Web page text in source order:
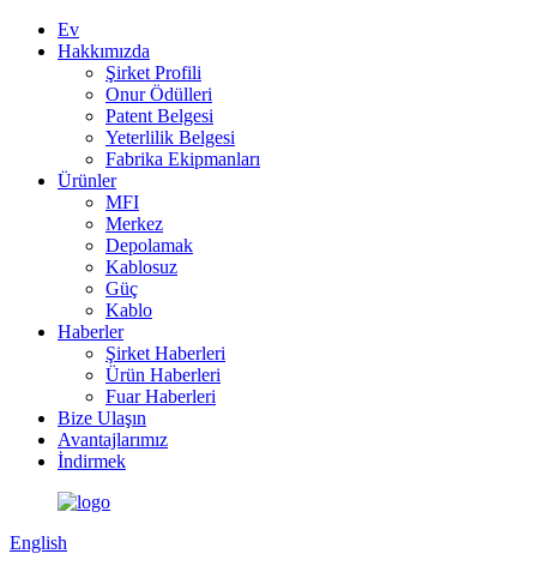
Ev
Hakkımızda
Şirket Profili
Onur Ödülleri
Patent Belgesi
Yeterlilik Belgesi
Fabrika Ekipmanları
Ürünler
MFI
Merkez
Depolamak
Kablosuz
Güç
Kablo
Haberler
Şirket Haberleri
Ürün Haberleri
Fuar Haberleri
Bize Ulaşın
Avantajlarımız
İndirmek
English